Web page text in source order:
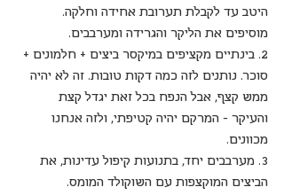
היטב עד לקבלת תערובת אחידה וחלקה.
מוסיפים את הליקר והגרידה ומערבבים.
2. בינתיים מקציפים במיקסר ביצים + חלמונים +
סוכר. נותנים לזה כמה דקות טובות. זה לא יהיה
ממש קצף, אבל הנפח בכל זאת יגדל קצת
והעיקר - המרקם יהיה קטיפתי, ולזה אנחנו
מכוונים.
3. מערבבים יחד, בתנועות קיפול עדינות, את
הביצים המוקצפות עם השוקולד המומס.